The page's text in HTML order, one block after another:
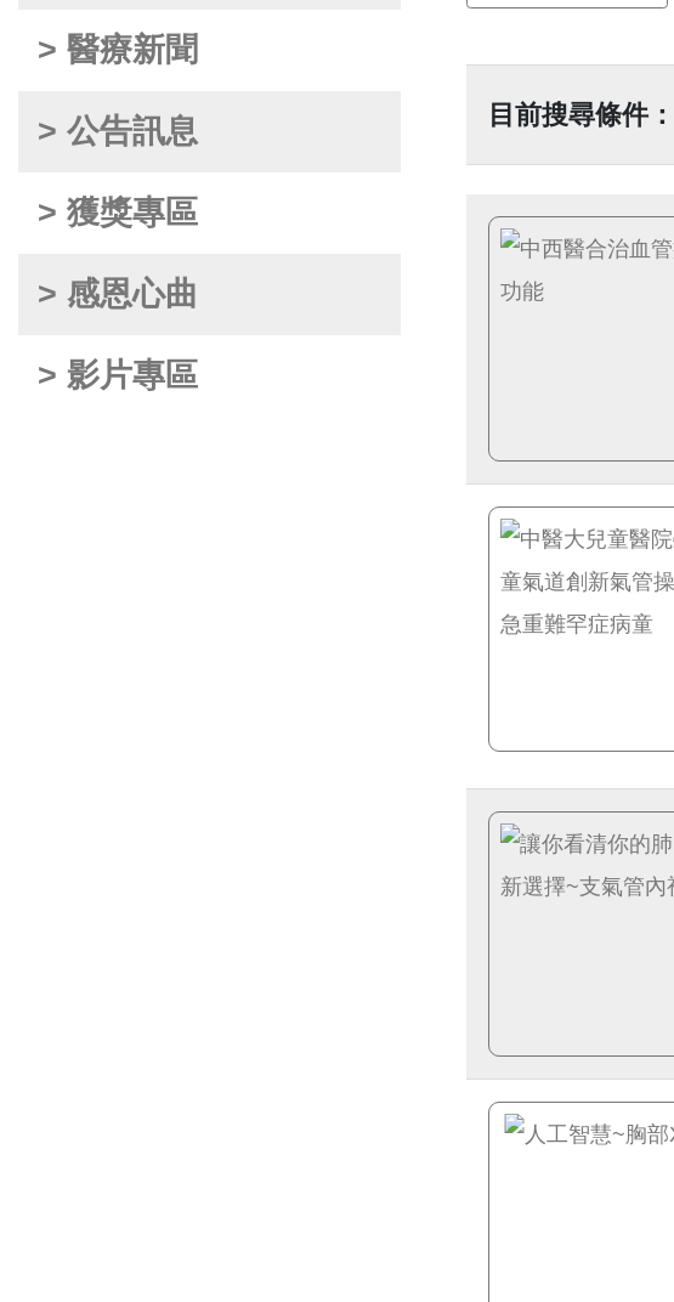
> 醫療新聞
> 公告訊息
> 獲獎專區
> 感恩心曲
> 影片專區
目前搜尋條件：